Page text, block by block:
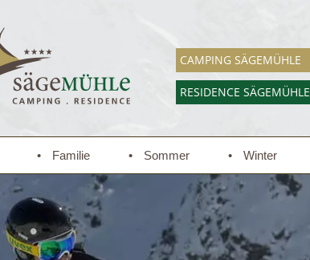
CAMPING SÄGEMÜHLE
RESIDENCE SÄGEMÜHLE
Familie Sommer Winter